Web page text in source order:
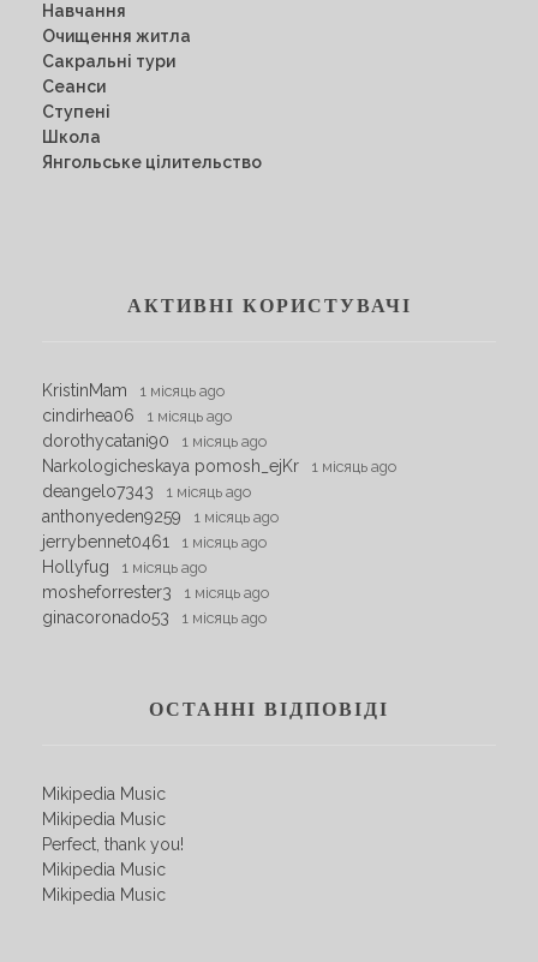
Навчання
Очищення житла
Сакральні тури
Сеанси
Ступені
Школа
Янгольське цілительство
АКТИВНІ КОРИСТУВАЧІ
KristinMam 1 місяць ago
cindirhea06 1 місяць ago
dorothycatani90 1 місяць ago
Narkologicheskaya pomosh_ejKr 1 місяць ago
deangelo7343 1 місяць ago
anthonyeden9259 1 місяць ago
jerrybennet0461 1 місяць ago
Hollyfug 1 місяць ago
mosheforrester3 1 місяць ago
ginacoronado53 1 місяць ago
ОСТАННІ ВІДПОВІДІ
Mikipedia Music
Mikipedia Music
Perfect, thank you!
Mikipedia Music
Mikipedia Music